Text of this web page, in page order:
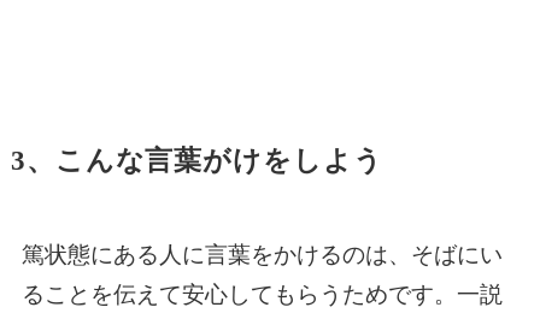
3、こんな言葉がけをしよう
篤状態にある人に言葉をかけるのは、そばにい
ることを伝えて安心してもらうためです。一説